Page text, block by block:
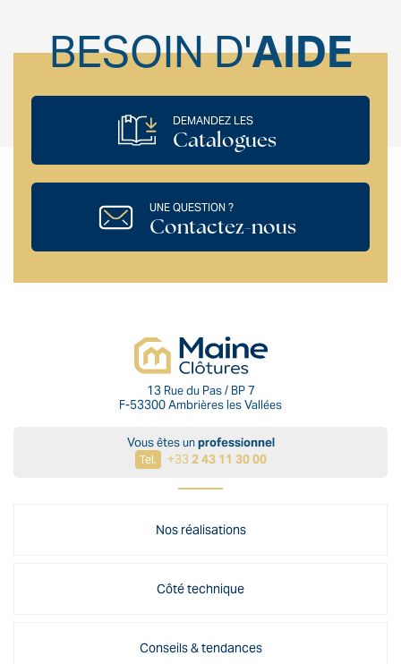
BESOIN D'AIDE
DEMANDEZ LES
Catalogues
UNE QUESTION ?
Contactez-nous
13 Rue du Pas / BP 7
F-53300 Ambrières les Vallées
Vous êtes unprofessionnel
Tel. +33 2 43 11 30 00
Nos réalisations
Côté technique
Conseils & tendances